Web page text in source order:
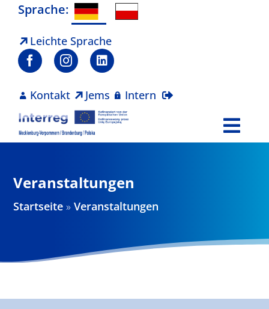
Zum
springen
Sprache:
Leichte Sprache
Kontakt Jems Intern
Projekte
Veranstaltungen
Startseite »Veranstaltungen